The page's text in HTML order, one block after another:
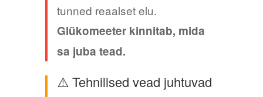
tunned reaalset elu.
Glükomeeter kinnitab, mida
sa juba tead.
⚠️ Tehnilised vead juhtuvad